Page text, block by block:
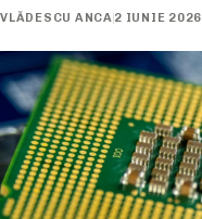
VLĂDESCU ANCA 2 IUNIE 2026